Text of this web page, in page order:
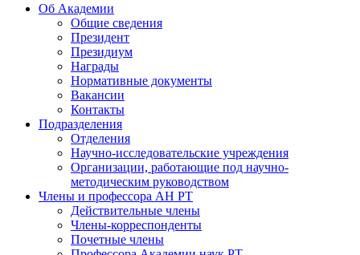
Об Академии
Общие сведения
Президент
Президиум
Награды
Нормативные документы
Вакансии
Контакты
Подразделения
Отделения
Научно-исследовательские учреждения
Организации, работающие под научно-
методическим руководством
Члены и профессора АН РТ
Действительные члены
Члены-корреспонденты
Почетные члены